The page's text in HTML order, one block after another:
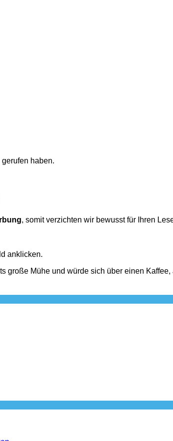
haben.
, somit verzichten wir bewusst für Ihren
anklicken.
große Mühe und würde sich über einen